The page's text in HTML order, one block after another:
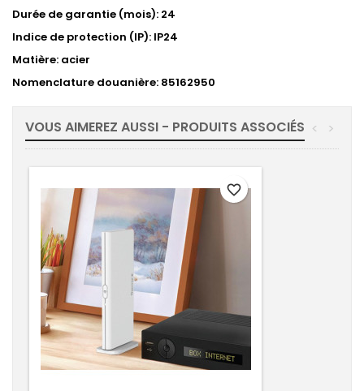
Durée de garantie (mois): 24
Indice de protection (IP): IP24
Matière: acier
Nomenclature douanière: 85162950
VOUS AIMEREZ AUSSI - PRODUITS ASSOCIÉS >
<
favorite_border